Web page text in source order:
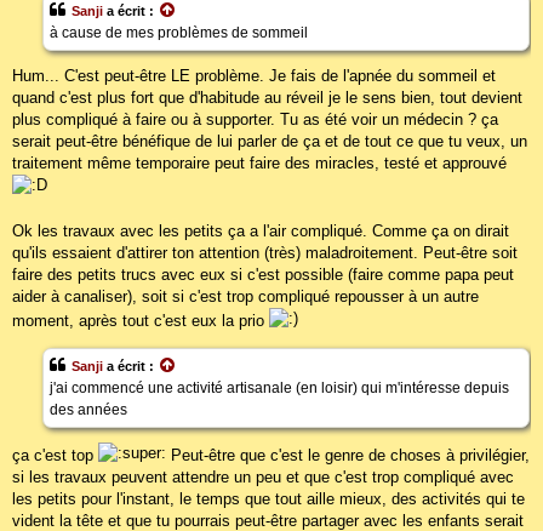
Sanji a écrit :
à cause de mes problèmes de sommeil
Hum... C'est peut-être LE problème. Je fais de l'apnée du sommeil et
quand c'est plus fort que d'habitude au réveil je le sens bien, tout devient
plus compliqué à faire ou à supporter. Tu as été voir un médecin ? ça
serait peut-être bénéfique de lui parler de ça et de tout ce que tu veux, un
traitement même temporaire peut faire des miracles, testé et approuvé
Ok les travaux avec les petits ça a l'air compliqué. Comme ça on dirait
qu'ils essaient d'attirer ton attention (très) maladroitement. Peut-être soit
faire des petits trucs avec eux si c'est possible (faire comme papa peut
aider à canaliser), soit si c'est trop compliqué repousser à un autre
moment, après tout c'est eux la prio
Sanji a écrit :
j'ai commencé une activité artisanale (en loisir) qui m'intéresse depuis
des années
ça c'est top
Peut-être que c'est le genre de choses à privilégier,
si les travaux peuvent attendre un peu et que c'est trop compliqué avec
les petits pour l'instant, le temps que tout aille mieux, des activités qui te
vident la tête et que tu pourrais peut-être partager avec les enfants serait